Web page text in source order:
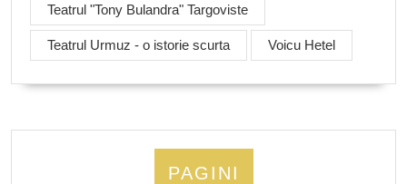
Teatrul "Tony Bulandra" Targoviste
Teatrul Urmuz - o istorie scurta Voicu Hetel
PAGINI